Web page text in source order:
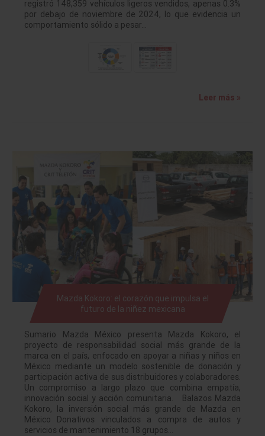
registró 148,359 vehículos ligeros vendidos, apenas 0.3%
por debajo de noviembre de 2024, lo que evidencia un
comportamiento sólido a pesar…
Leer más »
Mazda Kokoro: el corazón que impulsa el
futuro de la niñez mexicana
Sumario Mazda México presenta Mazda Kokoro, el
proyecto de responsabilidad social más grande de la
marca en el país, enfocado en apoyar a niñas y niños en
México mediante un modelo sostenible de donación y
participación activa de sus distribuidores y colaboradores.
Un compromiso a largo plazo que combina empatía,
innovación social y acción comunitaria. Balazos Mazda
Kokoro, la inversión social más grande de Mazda en
México Donativos vinculados a compra de autos y
servicios de mantenimiento 18 grupos…